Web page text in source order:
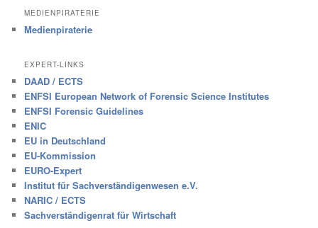
MEDIENPIRATERIE
Medienpiraterie
EXPERT-LINKS
DAAD / ECTS
ENFSI European Network of Forensic Science Institutes
ENFSI Forensic Guidelines
ENIC
EU in Deutschland
EU-Kommission
EURO-Expert
Institut für Sachverständigenwesen e.V.
NARIC / ECTS
Sachverständigenrat für Wirtschaft